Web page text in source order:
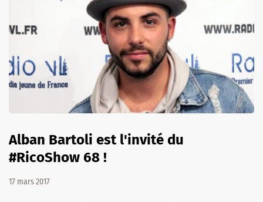
Alban Bartoli est l'invité du
#RicoShow 68 !
17 mars 2017